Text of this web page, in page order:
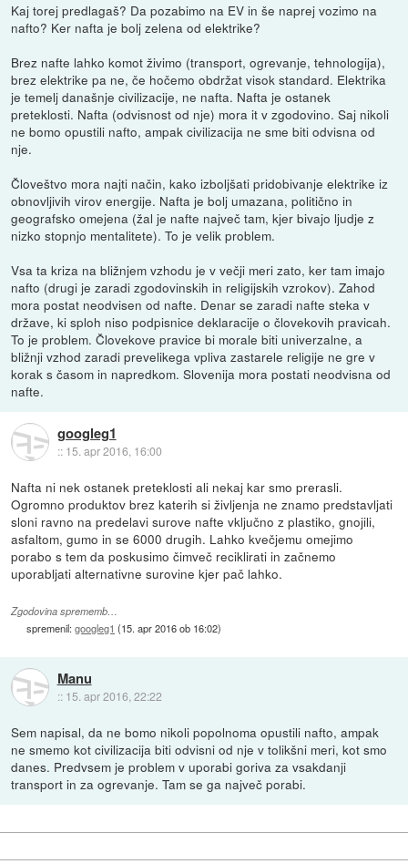
Kaj torej predlagaš? Da pozabimo na EV in še naprej vozimo na
nafto? Ker nafta je bolj zelena od elektrike?
Brez nafte lahko komot živimo (transport, ogrevanje, tehnologija),
brez elektrike pa ne, če hočemo obdržat visok standard. Elektrika
je temelj današnje civilizacije, ne nafta. Nafta je ostanek
preteklosti. Nafta (odvisnost od nje) mora it v zgodovino. Saj nikoli
ne bomo opustili nafto, ampak civilizacija ne sme biti odvisna od
nje.
Človeštvo mora najti način, kako izboljšati pridobivanje elektrike iz
obnovljivih virov energije. Nafta je bolj umazana, politično in
geografsko omejena (žal je nafte največ tam, kjer bivajo ljudje z
nizko stopnjo mentalitete). To je velik problem.
Vsa ta kriza na bližnjem vzhodu je v večji meri zato, ker tam imajo
nafto (drugi je zaradi zgodovinskih in religijskih vzrokov). Zahod
mora postat neodvisen od nafte. Denar se zaradi nafte steka v
države, ki sploh niso podpisnice deklaracije o človekovih pravicah.
To je problem. Človekove pravice bi morale biti univerzalne, a
bližnji vzhod zaradi prevelikega vpliva zastarele religije ne gre v
korak s časom in napredkom. Slovenija mora postati neodvisna od
nafte.
googleg1
:: 15. apr 2016, 16:00
Nafta ni nek ostanek preteklosti ali nekaj kar smo prerasli.
Ogromno produktov brez katerih si življenja ne znamo predstavljati
sloni ravno na predelavi surove nafte vključno z plastiko, gnojili,
asfaltom, gumo in se 6000 drugih. Lahko kvečjemu omejimo
porabo s tem da poskusimo čimveč reciklirati in začnemo
uporabljati alternativne surovine kjer pač lahko.
Zgodovina sprememb…
spremenil:googleg1 (15. apr 2016 ob 16:02)
Manu
:: 15. apr 2016, 22:22
Sem napisal, da ne bomo nikoli popolnoma opustili nafto, ampak
ne smemo kot civilizacija biti odvisni od nje v tolikšni meri, kot smo
danes. Predvsem je problem v uporabi goriva za vsakdanji
transport in za ogrevanje. Tam se ga največ porabi.